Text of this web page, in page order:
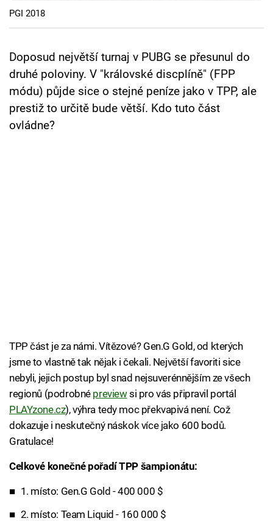
Cool Esport
TV Program
Sledujte prima+
PGI 2018
Doposud největší turnaj v PUBG se přesunul do
druhé poloviny. V "královské discplíně" (FPP
módu) půjde sice o stejné peníze jako v TPP, ale
prestiž to určitě bude větší. Kdo tuto část
ovládne?
TPP část je za námi. Vítězové? Gen.G Gold, od kterých
jsme to vlastně tak nějak i čekali. Největší favoriti sice
nebyli, jejich postup byl snad nejsuverénnějším ze všech
regionů (podrobné previewsi pro vás připravil portál
PLAYzone.cz), výhra tedy moc překvapivá není. Což
dokazuje i neskutečný náskok více jako 600 bodů.
Gratulace!
Celkové konečné pořadí TPP šampionátu:
1. místo: Gen.G Gold - 400 000 $
2. místo: Team Liquid - 160 000 $